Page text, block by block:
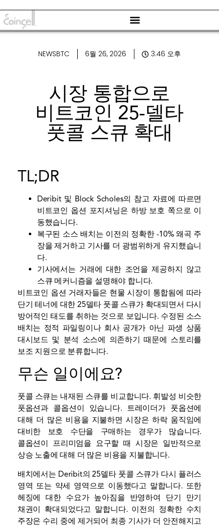
NEWSBTC 6월 26, 2026 3:46 오후
시장 통합으로
비트코인 ​​25-델타
풋콜 스큐 확대
TL;DR
Deribit 및 Block Scholes의 참고 자료에 따르면
비트코인 ​​옵션 포지셔닝은 하방 보호 쪽으로 이
동했습니다.
복구된 소스 배치는 이전의 정확한 -10% 왜곡 주
장을 제거하고 기사를 더 광범위하게 유지했습니
다.
기사에서는 거래에 대한 조언을 제공하지 않고
스큐 메커니즘을 설명해야 합니다.
비트코인 옵션 거래자들은 현물 시장이 통합됨에 따라
단기 테너에 대한 25델타 풋콜 스큐가 확대되면서 다시
방어적인 태도를 취하는 것으로 보입니다. 수정된 소스
배치는 정적 파일링이나 회사 공개가 아닌 파생 상품
대시보드 및 분석 소스에 의존하기 때문에 스토리를
보조 지원으로 분류합니다.
무슨 일이에요?
풋콜 스큐는 내재된 스큐를 비교합니다. 휘발성 비슷한
풋옵션과 콜옵션이 있습니다. 트레이더가 풋옵션에
대해 더 많은 비용을 지불하면 시장은 하락 움직임에
대비한 보호 수단을 구매하는 경우가 많습니다.
콜옵션이 프리미엄을 요구할 때 시장은 일반적으로
상승 노출에 대해 더 많은 비용을 지불합니다.
배치에서는 Deribit의 25델타 풋콜 스큐가 다시 플러스
영역 또는 약세 영역으로 이동했다고 말합니다. 또한
헤징에 대한 수요가 높아짐을 반영하여 단기 만기
채권이 확대되었다고 말합니다. 이전의 정확한 수치
주장은 수리 중에 제거되어 최종 기사가 더 안전해지고